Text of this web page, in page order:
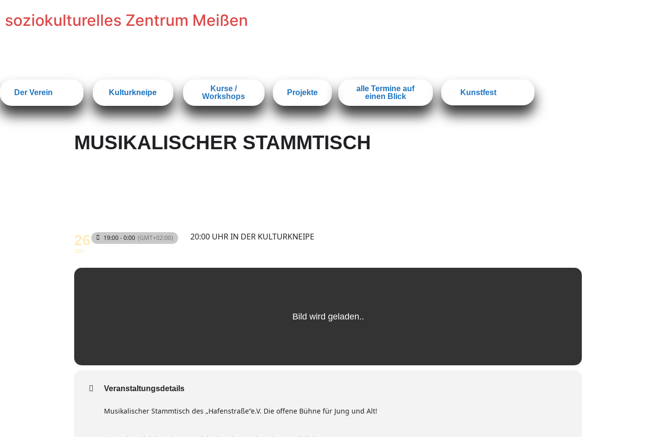
soziokulturelles Zentrum Meißen
Der Verein Kulturkneipe
Kurse /
Workshops
Projekte
alle Termine auf
einen Blick
Kunstfest
MUSIKALISCHER STAMMTISCH
26
SEP
19:00 - 0:00 (GMT+02:00) 20:00 UHR IN DER KULTURKNEIPE
Veranstaltungsdetails
Musikalischer Stammtisch des „Hafenstraße“e.V. Die offene Bühne für Jung und Alt!